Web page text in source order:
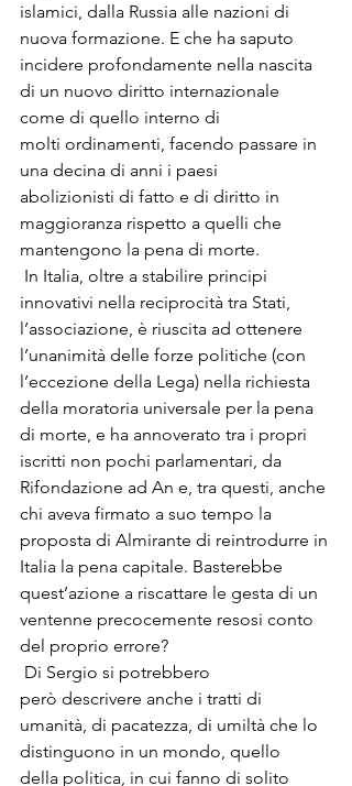
islamici, dalla Russia alle nazioni di
nuova formazione. E che ha saputo
incidere profondamente nella nascita
di un nuovo diritto internazionale
come di quello interno di
molti ordinamenti, facendo passare in
una decina di anni i paesi
abolizionisti di fatto e di diritto in
maggioranza rispetto a quelli che
mantengono la pena di morte.
In Italia, oltre a stabilire principi
innovativi nella reciprocità tra Stati,
l’associazione, è riuscita ad ottenere
l’unanimità delle forze politiche (con
l’eccezione della Lega) nella richiesta
della moratoria universale per la pena
di morte, e ha annoverato tra i propri
iscritti non pochi parlamentari, da
Rifondazione ad An e, tra questi, anche
chi aveva firmato a suo tempo la
proposta di Almirante di reintrodurre in
Italia la pena capitale. Basterebbe
quest’azione a riscattare le gesta di un
ventenne precocemente resosi conto
del proprio errore?
Di Sergio si potrebbero
però descrivere anche i tratti di
umanità, di pacatezza, di umiltà che lo
distinguono in un mondo, quello
della politica, in cui fanno di solito